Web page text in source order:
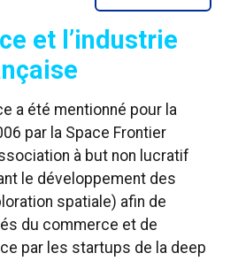
et l’industrie
a été mentionné pour la
par la Space Frontier
à but non lucratif
le développement des
spatiale) afin de
du commerce et de
par les startups de la deep